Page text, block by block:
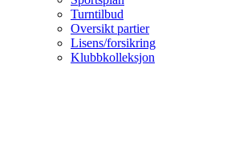
Turntilbud
Oversikt partier
Lisens/forsikring
Klubbkolleksjon